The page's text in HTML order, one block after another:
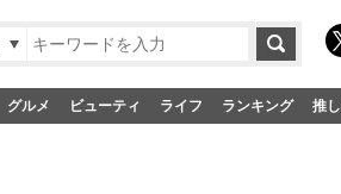
グルメ ビューティ ライフ ランキング 推